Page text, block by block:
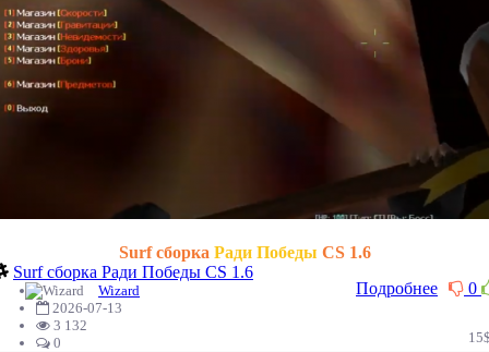
Surf сборка Ради Победы CS 1.6
Surf сборка Ради Победы CS 1.6
0
Подробнее
Wizard
2026-07-13
3 132
0